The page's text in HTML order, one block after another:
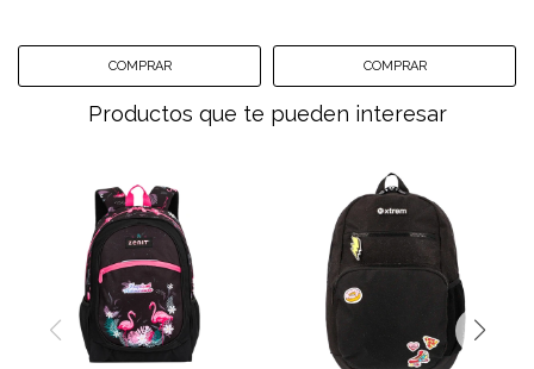
Productos que te pueden interesar